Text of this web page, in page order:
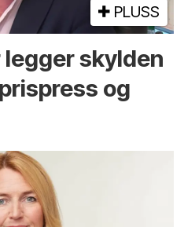
PLUSS
skylden
og